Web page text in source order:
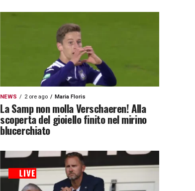
NEWS 2 ore ago Maria Floris
La Samp non molla Verschaeren! Alla
scoperta del gioiello finito nel mirino
blucerchiato